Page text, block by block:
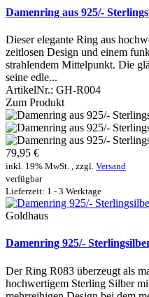
Damenring aus 925/-
Dieser elegante Ring aus
zeitlosen Design und einem
strahlendem Mittelpunkt. Die
seine edle...
ArtikelNr.: GH-R004
Zum Produkt
79,95 €
inkl. 19% MwSt. , zzgl. Versand
verfügbar
Lieferzeit: 1 - 3 Werktage
Goldhaus
Damenring 925/-
Der Ring R083 überzeugt als
hochwertigem Sterling Silber